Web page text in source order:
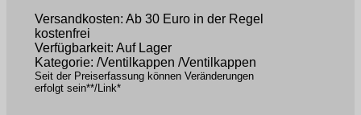
Versandkosten: Ab 30 Euro in der Regel
kostenfrei
Verfügbarkeit: Auf Lager
Kategorie: /Ventilkappen /Ventilkappen
Seit der Preiserfassung können Veränderungen
erfolgt sein**/Link*